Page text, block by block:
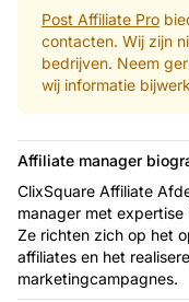
Post Affiliate Pro
contacten. Wij zijn
bedrijven. Neem
wij informatie
Affiliate manager
ClixSquare Affiliate
manager met
Ze richten zich op het
affiliates en het
marketingcampagnes.